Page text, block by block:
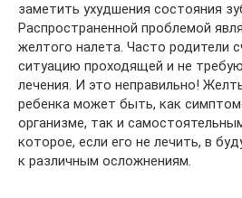
заметить ухудшения состояния
Распространенной проблемой
желтого налета. Часто родители
ситуацию проходящей и не
лечения. И это неправильно!
ребенка может быть, как
организме, так и
которое, если его не лечить, в
к различным осложнениям.